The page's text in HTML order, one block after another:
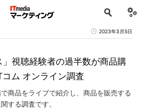
2023年3月5日
」視聴経験者の過半数が商品購
ム オンライン調査
商品をライブで紹介し、商品を販売する
する調査です。